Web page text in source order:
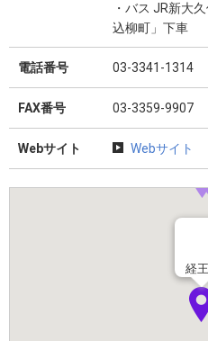
・バス JR新大
込柳町」下車
電話番号 03-3341-1314
FAX番号 03-3359-9907
Webサイト Webサイト
経